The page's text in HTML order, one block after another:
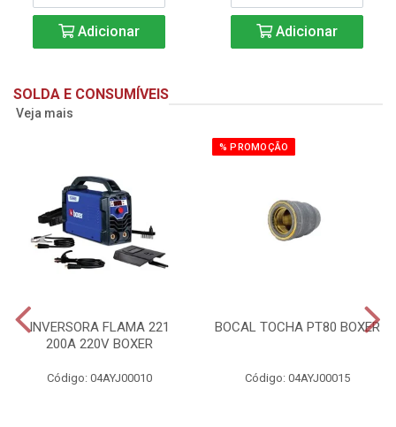
Adicionar Adicionar
SOLDA E CONSUMÍVEIS
Veja mais
INVERSORA FLAMA 221
200A 220V BOXER
Código: 04AYJ00010
% PROMOÇÃO
BOCAL TOCHA PT80 BOXER
Código: 04AYJ00015